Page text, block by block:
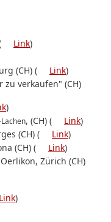
Link)
(CH) ( Link)
zu verkaufen" (CH)
)
, (CH) ( Link)
(CH) ( Link)
(CH) ( Link)
Zürich (CH)
Link)